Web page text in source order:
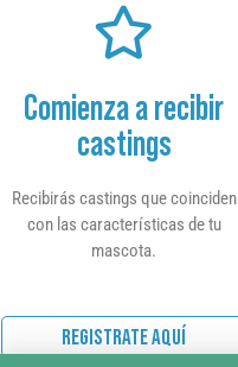
Comienza a recibir
castings
Recibirás castings que coinciden
con las características de tu
mascota.
REGISTRATE AQUÍ